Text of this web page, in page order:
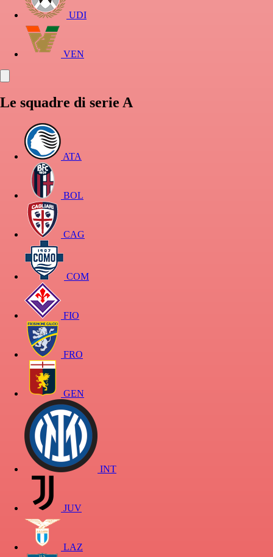
UDI
VEN
Le squadre di serie A
ATA
BOL
CAG
COM
FIO
FRO
GEN
INT
JUV
LAZ